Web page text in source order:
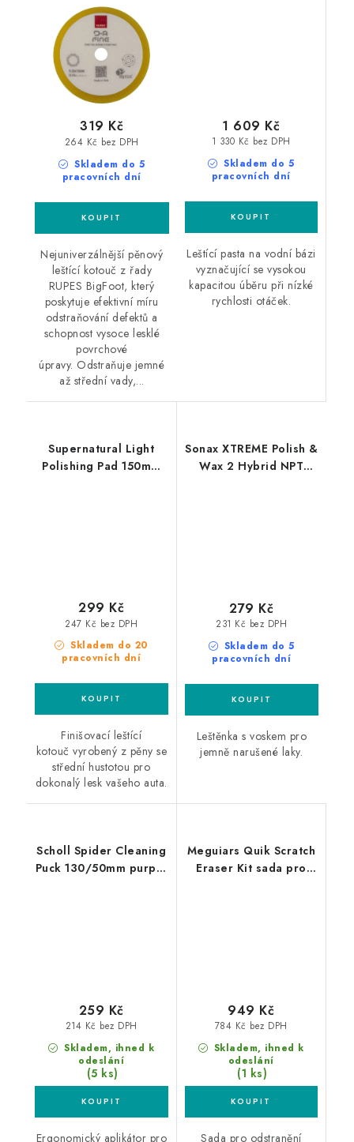
kotouč
Skladem do 5
pracovních dní
264 Kč bez DPH
319 Kč
Nejuniverzálnější pěnový
leštící kotouč z řady
RUPES BigFoot, který
poskytuje efektivní míru
odstraňování defektů a
schopnost vysoce lesklé
povrchové
úpravy. Odstraňuje jemné
až střední vady,...
Skladem do 5
pracovních dní
1 330 Kč bez DPH
1 609 Kč
Leštící pasta na vodní bázi
vyznačující se vysokou
kapacitou úběru při nízké
rychlosti otáček.
Supernatural Light
Polishing Pad 150mm
Skladem do 20
pracovních dní
247 Kč bez DPH
299 Kč
Finišovací leštící
kotouč vyrobený z pěny se
střední hustotou pro
dokonalý lesk vašeho auta.
Sonax XTREME Polish &
Wax 2 Hybrid NPT
Skladem do 5
pracovních dní
231 Kč bez DPH
279 Kč
Leštěnka s voskem pro
jemně narušené laky.
Scholl Spider Cleaning
Puck 130/50mm purple
Skladem, ihned k
odeslání
(5 ks)
214 Kč bez DPH
259 Kč
Ergonomický aplikátor pro
Meguiars Quik Scratch
Eraser Kit sada pro
Skladem, ihned k
odeslání
(1 ks)
784 Kč bez DPH
949 Kč
Sada pro odstranění